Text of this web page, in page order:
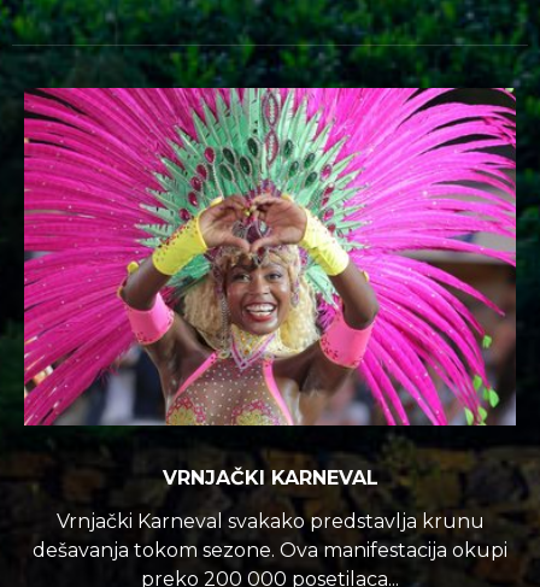
VRNJAČKI KARNEVAL
Vrnjački Karneval svakako predstavlja krunu
dešavanja tokom sezone. Ova manifestacija okupi
preko 200 000 posetilaca...